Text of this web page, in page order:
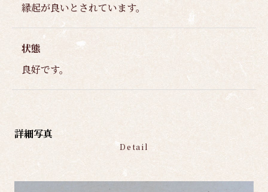
縁起が良いとされています。
状態
良好です。
詳細写真
Detail